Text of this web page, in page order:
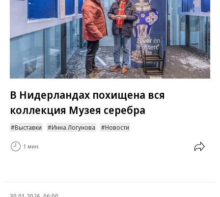
В Нидерландах похищена вся
коллекция Музея серебра
Выставки Инна Логунова Новости
1 мин.